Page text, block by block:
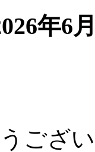
年6
ござ